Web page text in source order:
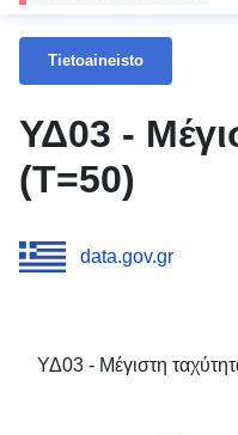
Tietoaineisto
ΥΔ03 -
(T=50)
data.gov.gr
ΥΔ03 - Μέγιστη